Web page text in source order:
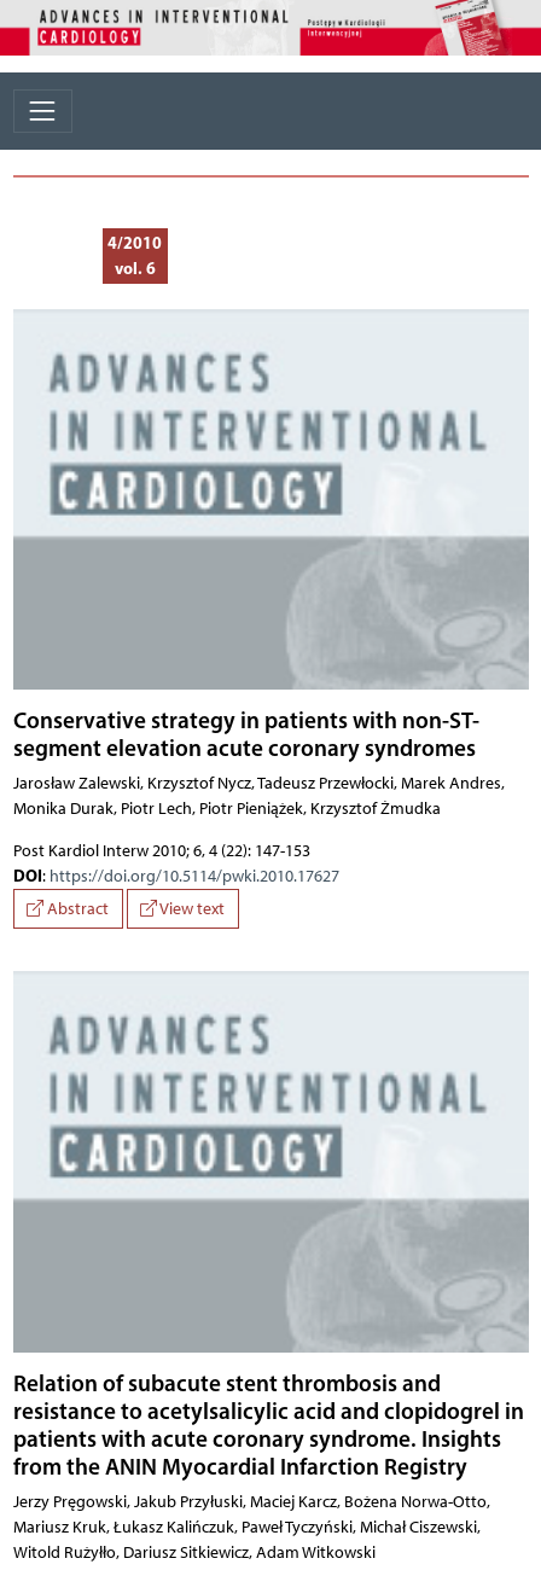
4/2010
vol. 6
Conservative strategy in patients with non-ST-
segment elevation acute coronary syndromes
Jarosław Zalewski, Krzysztof Nycz, Tadeusz Przewłocki, Marek Andres,
Monika Durak, Piotr Lech, Piotr Pieniążek, Krzysztof Żmudka
Post Kardiol Interw 2010; 6, 4 (22): 147-153
DOI: https://doi.org/10.5114/pwki.2010.17627
Abstract
View text
Relation of subacute stent thrombosis and
resistance to acetylsalicylic acid and clopidogrel in
patients with acute coronary syndrome. Insights
from the ANIN Myocardial Infarction Registry
Jerzy Pręgowski, Jakub Przyłuski, Maciej Karcz, Bożena Norwa-Otto,
Mariusz Kruk, Łukasz Kalińczuk, Paweł Tyczyński, Michał Ciszewski,
Witold Rużyłło, Dariusz Sitkiewicz, Adam Witkowski